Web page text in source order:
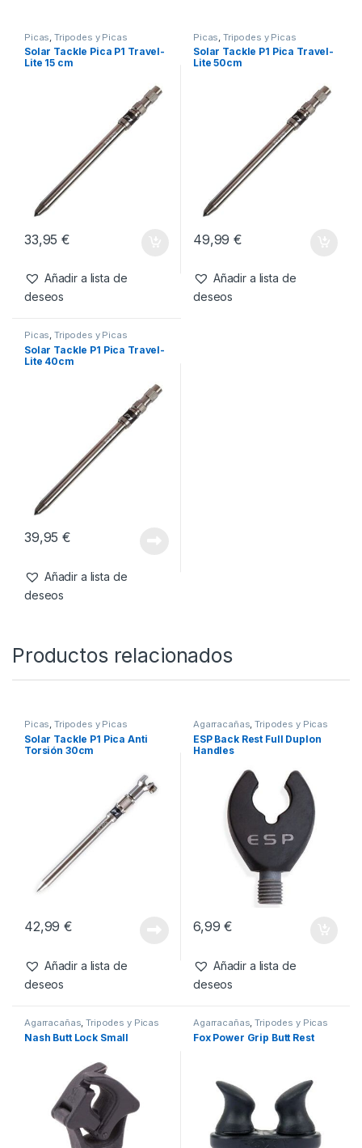
Picas ,Tripodes y Picas
Solar Tackle Pica P1 Travel-
Lite 15 cm
33,95€
Añadir a lista de
deseos
Picas ,Tripodes y Picas
Solar Tackle P1 Pica Travel-
Lite 50cm
49,99€
Añadir a lista de
deseos
Picas,Tripodes y Picas
Solar Tackle P1 Pica Travel-
Lite 40cm
39,95€
Añadir a lista de
deseos
Productos relacionados
Picas,Tripodes y Picas
Solar Tackle P1 Pica Anti
Torsión 30cm
42,99€
Añadir a lista de
deseos
Agarracañas,Tripodes y Picas
ESP Back Rest Full Duplon
Handles
6,99€
Añadir a lista de
deseos
Agarracañas ,Tripodes y Picas
Nash Butt Lock Small
Agarracañas ,Tripodes y Picas
Fox Power Grip Butt Rest